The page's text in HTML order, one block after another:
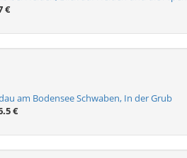
€
am Bodensee Schwaben, In der Grub
€